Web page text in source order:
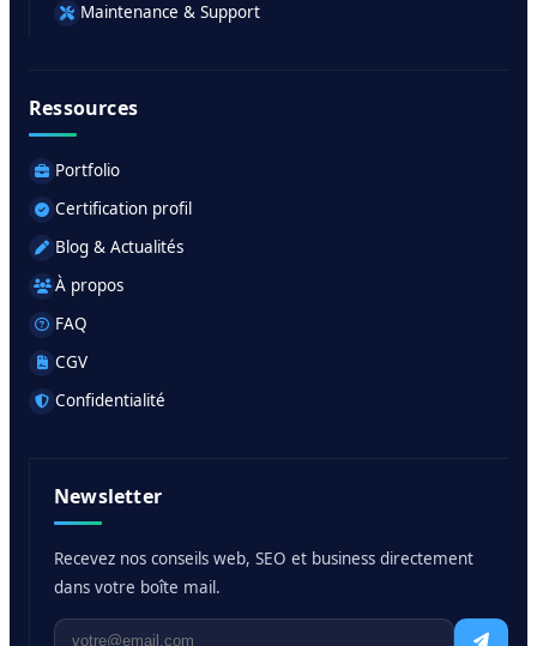
Maintenance & Support
Ressources
Portfolio
Certification profil
Blog & Actualités
À propos
FAQ
CGV
Confidentialité
Newsletter
Recevez nos conseils web, SEO et business directement
dans votre boîte mail.